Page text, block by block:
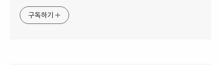
구독하기